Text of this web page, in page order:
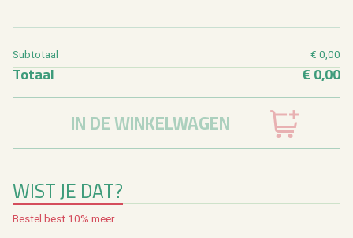
WIST JE DAT?
Be­stel best 10% meer.
Sub­to­taal € 0,00
To­taal € 0,00
IN DE WINKELWAGEN